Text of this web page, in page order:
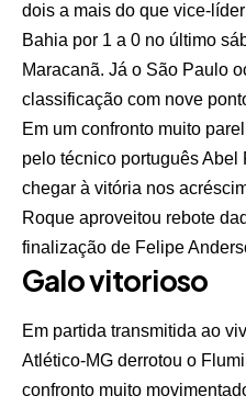
dois a mais do que vice-
Bahia por 1 a 0 no último
Maracanã. Já o São Paulo
classificação com nove
Em um confronto muito
pelo técnico português Abel
chegar à vitória nos
Roque aproveitou rebote
finalização de Felipe
Galo vitorioso
Em partida transmitida ao
Atlético-MG derrotou o
confronto muito